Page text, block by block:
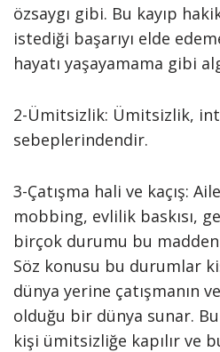
özsaygı gibi. Bu kayıp
istediği başarıyı elde
hayatı yaşayamama gibi
2-Ümitsizlik: Ümitsizlik,
sebeplerindendir.
3-Çatışma hali ve kaçış:
mobbing, evlilik baskısı,
birçok durumu bu
Söz konusu bu durumlar
dünya yerine çatışmanın
olduğu bir dünya sunar.
kişi ümitsizliğe kapılır ve